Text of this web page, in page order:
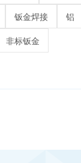
钣金焊接 铝
非标钣金